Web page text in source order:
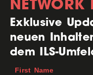
Exklusive
neuen
dem ILS-
First Name